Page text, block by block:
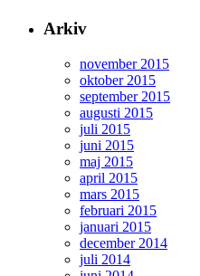
Arkiv
november 2015
oktober 2015
september 2015
augusti 2015
juli 2015
juni 2015
maj 2015
april 2015
mars 2015
februari 2015
januari 2015
december 2014
juli 2014